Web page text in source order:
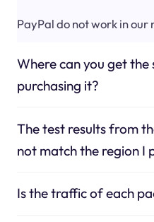
PayPal do not work in our
Where can you get
purchasing it?
The test results from
not match the region I
Is the traffic of each